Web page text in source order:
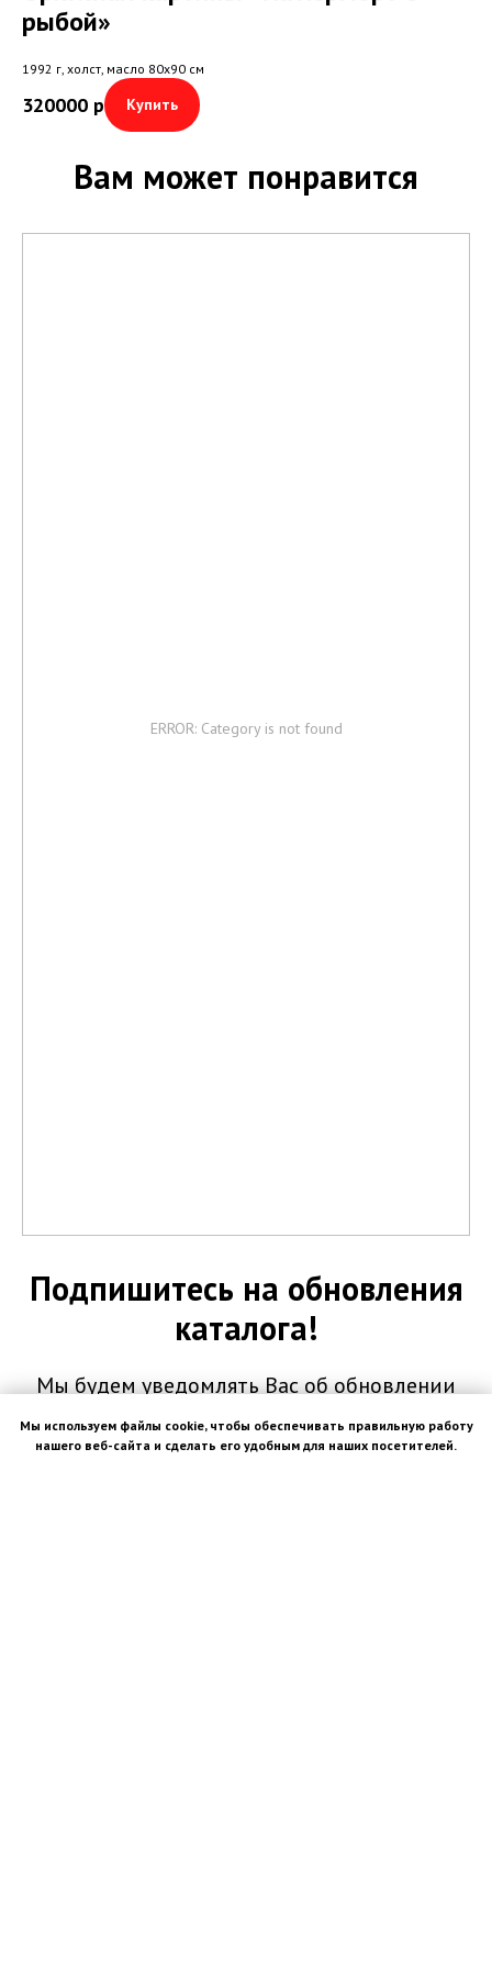
Мы используем файлы cookie, чтобы обеспечивать правильную работу
нашего веб-сайта и сделать его удобным для наших посетителей.
рыбой»
1992 г, холст, масло 80х90 см
320000 р Купить
Вам может понравится
ERROR: Category is not found
Подпишитесь на обновления
каталога!
Мы будем уведомлять Вас об обновлении
каталога, а так-же о Ваших персональных
предложениях